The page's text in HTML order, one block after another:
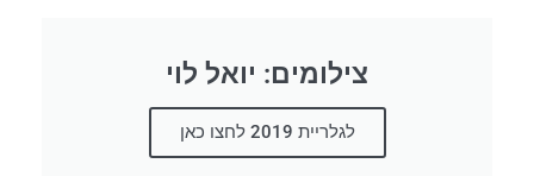
צילומים: יואל לוי
לגלריית 2019 לחצו כאן